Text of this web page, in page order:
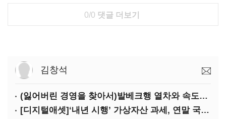
0/0 댓글 더보기
김창석
(잃어버린 경영을 찾아서)발베크행 열차와 속도의 환상: 디지털 전환과 물류 혁신의 포용적 노동 전략
[디지털애셋]‘내년 시행’ 가상자산 과세, 연말 국회 문턱 넘을까